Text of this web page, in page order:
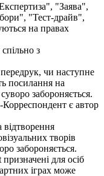
"Заява",
"Тест-драйв",
на правах
з
чи наступне
посилання на
забороняється.
Корреспондент є автор
відтворення
творів
забороняється.
для осіб
іграх може